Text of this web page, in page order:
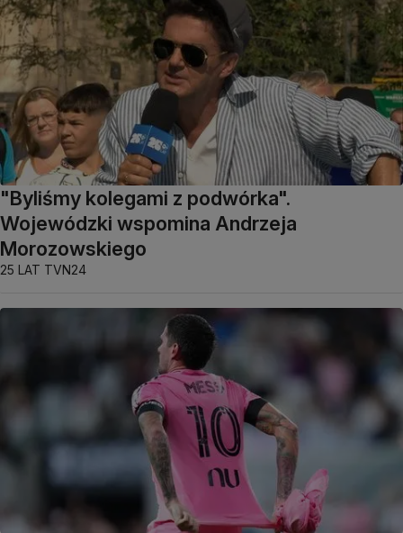
"Byliśmy kolegami z podwórka".
Wojewódzki wspomina Andrzeja
Morozowskiego
25 LAT TVN24